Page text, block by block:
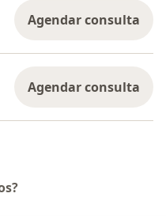
Agendar consulta
Agendar consulta